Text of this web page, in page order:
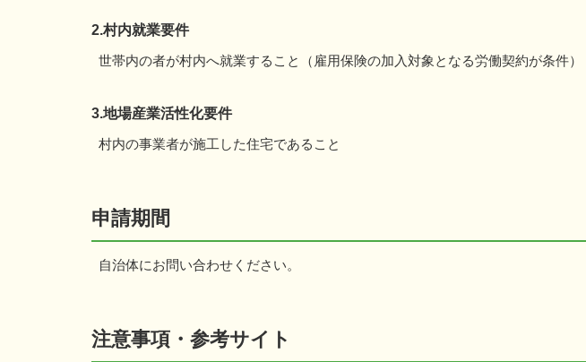
2.村内就業要件
世帯内の者が村内へ就業すること（雇用保険の加入対象となる労働契約が条件）
3.地場産業活性化要件
村内の事業者が施工した住宅であること
申請期間
自治体にお問い合わせください。
注意事項・参考サイト